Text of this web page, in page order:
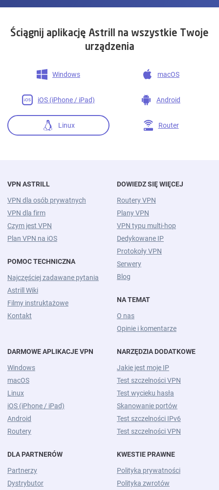
Ściągnij aplikację Astrill na wszystkie Twoje
urządzenia
Windows macOS
iOS (iPhone / iPad) Android
Linux Router
VPN ASTRILL
VPN dla osób prywatnych
VPN dla firm
Czym jest VPN
Plan VPN na iOS
POMOC TECHNICZNA
Najczęściej zadawane pytania
Astrill Wiki
Filmy instruktażowe
Kontakt
DOWIEDZ SIĘ WIĘCEJ
Routery VPN
Plany VPN
VPN typu multi-hop
Dedykowane IP
Protokoły VPN
Serwery
Blog
NA TEMAT
O nas
Opinie i komentarze
DARMOWE APLIKACJE VPN
Windows
macOS
Linux
iOS (iPhone / iPad)
Android
Routery
DLA PARTNERÓW
Partnerzy
Dystrybutor
NARZĘDZIA DODATKOWE
Jakie jest moje IP
Test szczelności VPN
Test wycieku hasła
Skanowanie portów
Test szczelności IPv6
Test szczelności VPN
KWESTIE PRAWNE
Polityka prywatności
Polityka zwrotów